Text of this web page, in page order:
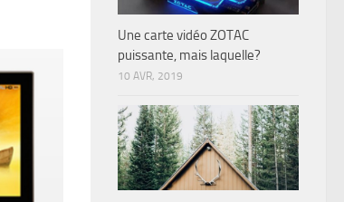
Une carte vidéo ZOTAC
puissante, mais laquelle?
10 AVR, 2019